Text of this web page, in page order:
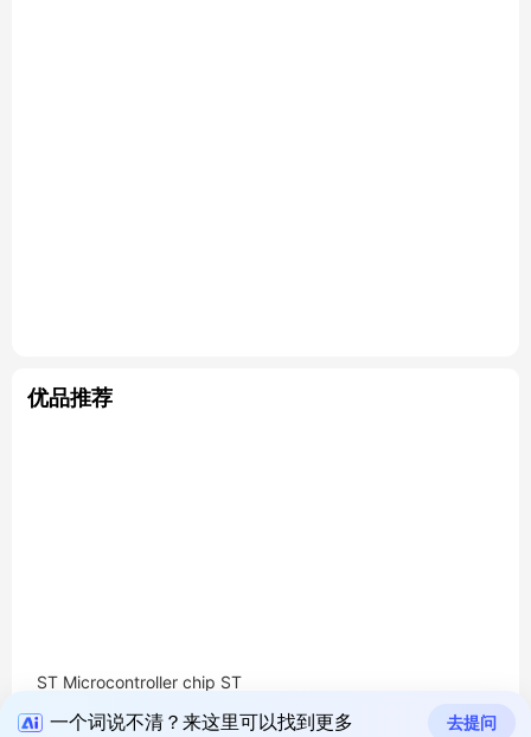
优品推荐
ST Microcontroller chip ST
U encapsulation：UFQFN-一个词说不清？来这里可以找到更多 去提问